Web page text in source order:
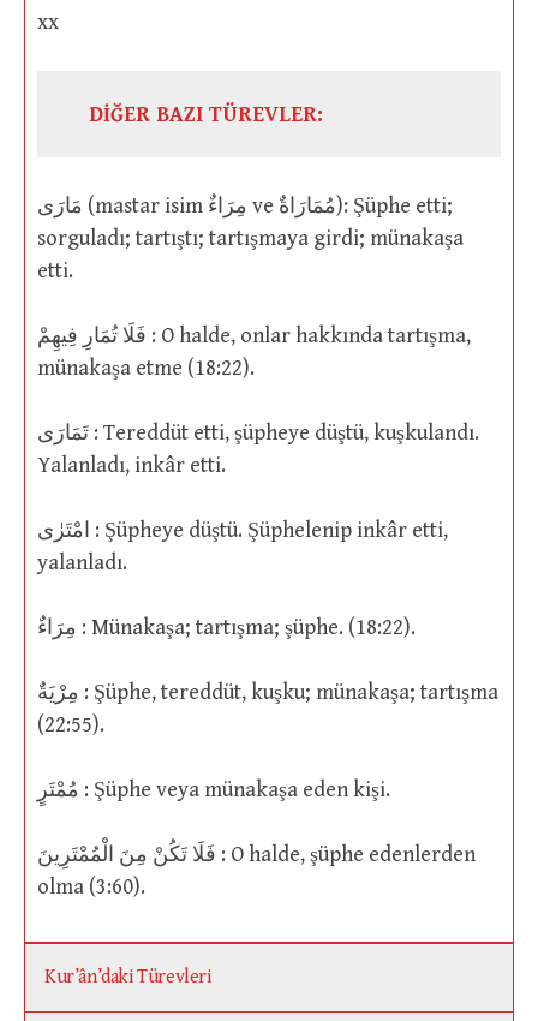
xx
DİĞER BAZI TÜREVLER:
مَارَى (mastar isim مِرَاءٌ ve مُمَارَاةٌ): Şüphe etti;
sorguladı; tartıştı; tartışmaya girdi; münakaşa
etti.
فَلَا تُمَارِ فِيهِمْ : O halde, onlar hakkında tartışma,
münakaşa etme (18:22).
تَمَارَى : Tereddüt etti, şüpheye düştü, kuşkulandı.
Yalanladı, inkâr etti.
امْتَرٰى : Şüpheye düştü. Şüphelenip inkâr etti,
yalanladı.
مِرَاءٌ : Münakaşa; tartışma; şüphe. (18:22).
مِرْيَةٌ : Şüphe, tereddüt, kuşku; münakaşa; tartışma
(22:55).
مُمْتَرٍ : Şüphe veya münakaşa eden kişi.
فَلَا تَكُنْ مِنَ الْمُمْتَرِينَ : O halde, şüphe edenlerden
olma (3:60).
Kur’ân’daki Türevleri